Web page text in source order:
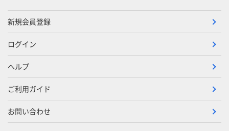
新規会員登録
ログイン
ヘルプ
ご利用ガイド
お問い合わせ